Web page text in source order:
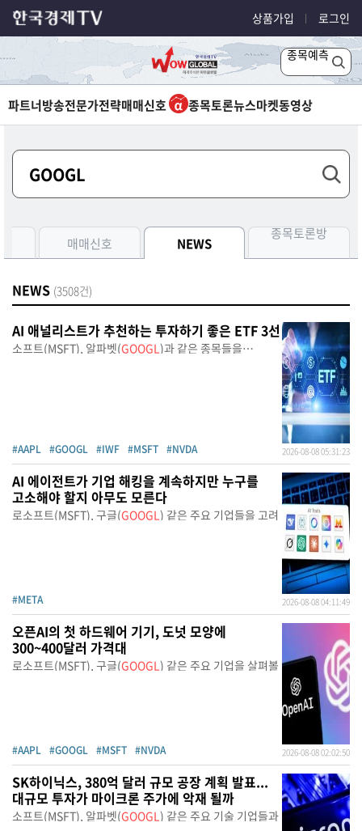
상품가입 로그인
종목예측
파트너방송전문가전략매매신호 종목토론뉴스마켓동영상
매매신호 NEWS
종목토론방
NEWS (3508건)
AI 애널리스트가 추천하는 투자하기 좋은 ETF 3선
소프트(MSFT), 알파벳(GOOGL)과 같은 종목들을
#AAPL #GOOGL #IWF #MSFT #NVDA 2026-08-08 05:31:23
AI 에이전트가 기업 해킹을 계속하지만 누구를
고소해야 할지 아무도 모른다
로소프트(MSFT), 구글(GOOGL) 같은 주요 기업들을 고려
#META 2026-08-08 04:11:49
오픈AI의 첫 하드웨어 기기, 도넛 모양에
300~400달러 가격대
로소프트(MSFT), 구글(GOOGL) 같은 주요 기업을 살펴볼
#AAPL #GOOGL #MSFT #NVDA 2026-08-08 02:02:50
SK하이닉스, 380억 달러 규모 공장 계획 발표...
대규모 투자가 마이크론 주가에 악재 될까
소프트(MSFT), 알파벳(GOOGL) 같은 주요 기술 기업들과